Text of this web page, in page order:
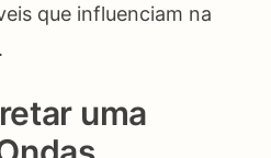
que influenciam na
uma